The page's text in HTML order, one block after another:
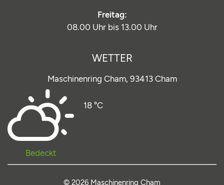
Freitag:
08.00 Uhr bis 13.00 Uhr
WETTER
Maschinenring Cham, 93413 Cham
Bedeckt
18 °C
© 2026 Maschinenring Cham